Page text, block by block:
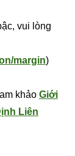
vui lòng
margin)
khảo Giới
Liên